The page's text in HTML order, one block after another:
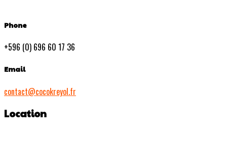
Phone
+596 (0) 696 60 17 36
Email
contact@cocokreyol.fr
Location